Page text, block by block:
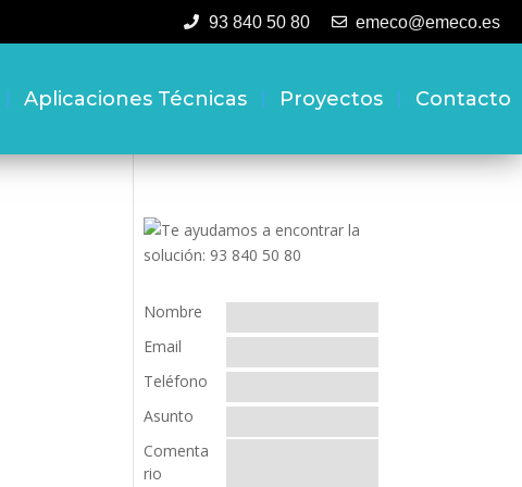
93 840 50 80 emeco@emeco.es
Aplicaciones Técnicas Proyectos Contacto
Nombre
Email
Teléfono
Asunto
Comenta
rio